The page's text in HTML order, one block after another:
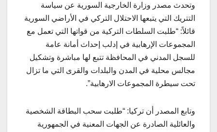
وتحدث مصدر وزارة الخارجية السورية عن سياسة
التتريك التي يتبعها الاحتلال التركي في الأراضي السورية
قائلاً: “طلبت السلطات التركية من قواتها التي تعمل مع
المجموعات الإرهابية في إدلب إحداث أمانة عامة
للسجل المدني في المحافظة تتبع لها مباشرة وتشكيل
مجالس محلية في المدن والبلدات والقرى التي ما تزال
تحت سيطرة المجموعات الارهابية”.
وتابع المصدر أن تركيا: “طلبت سحب البطاقة الشخصية
والعائلية الصادرة عن الجهات المعنية في الجمهورية